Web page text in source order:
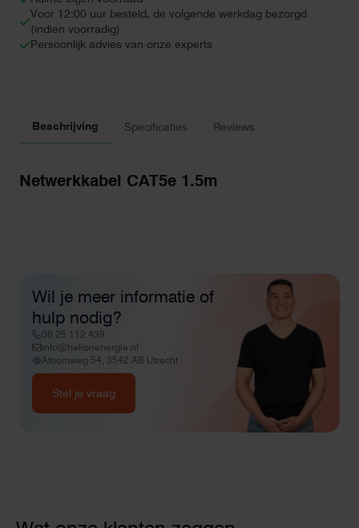
Voor 12:00 uur besteld, de volgende werkdag bezorgd
(indien voorradig)
Persoonlijk advies van onze experts
Beschrijving Specificaties Reviews
Netwerkkabel CAT5e 1.5m
Wil je meer informatie of
hulp nodig?
06 25 112 439
info@helionenergie.nl
Atoomweg 54, 3542 AB Utrecht
Stel je vraag